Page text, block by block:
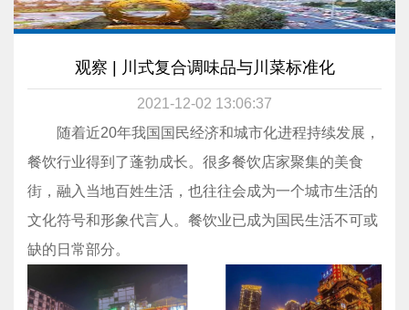
观察 | 川式复合调味品与川菜标准化
2021-12-02 13:06:37
随着近20年我国国民经济和城市化进程持续发展，
餐饮行业得到了蓬勃成长。很多餐饮店家聚集的美食
街，融入当地百姓生活，也往往会成为一个城市生活的
文化符号和形象代言人。餐饮业已成为国民生活不可或
缺的日常部分。